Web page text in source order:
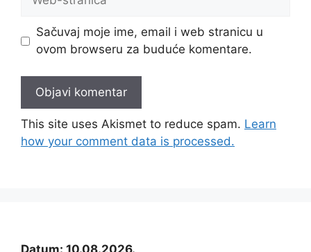
Sačuvaj moje ime, email i web stranicu u
ovom browseru za buduće komentare.
This site uses Akismet to reduce spam. Learn
how your comment data is processed.
Datum: 10.08.2026.